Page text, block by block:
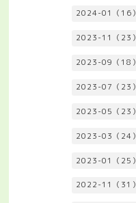
2024-01（16）
2023-11（23）
2023-09（18）
2023-07（23）
2023-05（23）
2023-03（24）
2023-01（25）
2022-11（31）